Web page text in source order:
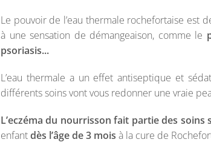
Le pouvoir de l’eau thermale rochefortaise est
à une sensation de démangeaison, comme le
psoriasis...
L’eau thermale a un effet antiseptique et
différents soins vont vous redonner une vraie
L’eczéma du nourrisson fait partie des soins
enfantdès l’âge de 3 mois à la cure de